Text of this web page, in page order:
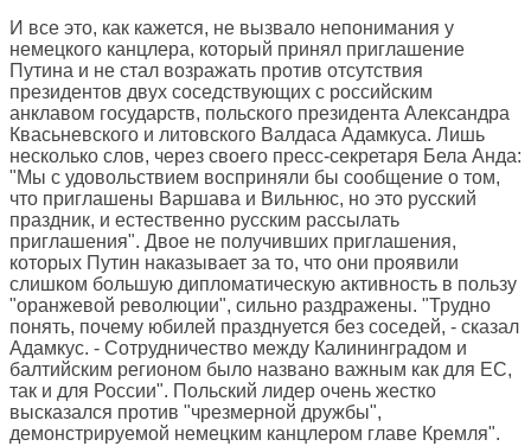
И все это, как кажется, не вызвало непонимания у
немецкого канцлера, который принял приглашение
Путина и не стал возражать против отсутствия
президентов двух соседствующих с российским
анклавом государств, польского президента Александра
Квасьневского и литовского Валдаса Адамкуса. Лишь
несколько слов, через своего пресс-секретаря Бела Анда:
"Мы с удовольствием восприняли бы сообщение о том,
что приглашены Варшава и Вильнюс, но это русский
праздник, и естественно русским рассылать
приглашения". Двое не получивших приглашения,
которых Путин наказывает за то, что они проявили
слишком большую дипломатическую активность в пользу
"оранжевой революции", сильно раздражены. "Трудно
понять, почему юбилей празднуется без соседей, - сказал
Адамкус. - Сотрудничество между Калининградом и
балтийским регионом было названо важным как для ЕС,
так и для России". Польский лидер очень жестко
высказался против "чрезмерной дружбы",
демонстрируемой немецким канцлером главе Кремля".